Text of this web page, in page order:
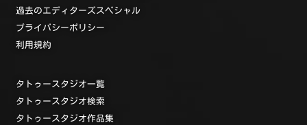
過去のエディターズスペシャル
プライバシーポリシー
利用規約
タトゥースタジオ一覧
タトゥースタジオ検索
タトゥースタジオ作品集